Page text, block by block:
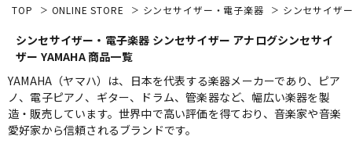
エレキギター アコギ/エレアコ
TOP ONLINE STORE シンセサイザー・電子楽器 シンセサイザ
シンセサイザー・電子楽器 シンセサイザー アナログシンセサイ
ザー YAMAHA 商品一覧
YAMAHA（ヤマハ）は、日本を代表する楽器メーカーであり、ピア
ノ、電子ピアノ、ギター、ドラム、管楽器など、幅広い楽器を製
造・販売しています。世界中で高い評価を得ており、音楽家や音楽
愛好家から信頼されるブランドです。